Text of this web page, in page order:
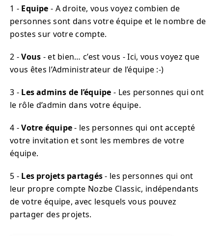
1 - Equipe - A droite, vous voyez combien de
personnes sont dans votre équipe et le nombre de
postes sur votre compte.
2 -Vous - et bien… c’est vous - Ici, vous voyez que
vous êtes l’Administrateur de l’équipe :-)
3 - Les admins de l’équipe - Les personnes qui ont
le rôle d’admin dans votre équipe.
4 -Votre équipe- les personnes qui ont accepté
votre invitation et sont les membres de votre
équipe.
5 - Les projets partagés- les personnes qui ont
leur propre compte Nozbe Classic, indépendants
de votre équipe, avec lesquels vous pouvez
partager des projets.